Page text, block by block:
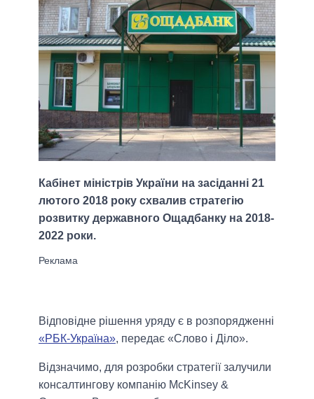
Кабінет міністрів України на засіданні 21
лютого 2018 року схвалив стратегію
розвитку державного Ощадбанку на 2018-
2022 роки.
Відповідне рішення уряду є в розпорядженні
«РБК-Україна», передає «Слово і Діло».
Відзначимо, для розробки стратегії залучили
консалтингову компанію McKinsey &